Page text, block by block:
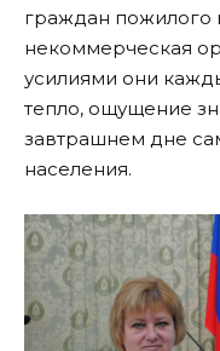
граждан пожилого
некоммерческая
усилиями они
тепло, ощущение
завтрашнем дне
населения.